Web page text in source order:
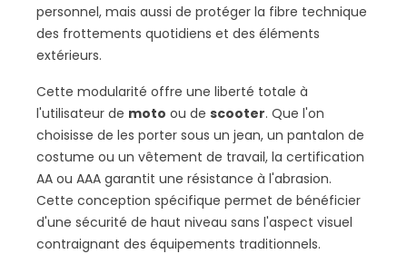
personnel, mais aussi de protéger la fibre technique
des frottements quotidiens et des éléments
extérieurs.
Cette modularité offre une liberté totale à
l'utilisateur de moto ou de scooter. Que l'on
choisisse de les porter sous un jean, un pantalon de
costume ou un vêtement de travail, la certification
AA ou AAA garantit une résistance à l'abrasion.
Cette conception spécifique permet de bénéficier
d'une sécurité de haut niveau sans l'aspect visuel
contraignant des équipements traditionnels.